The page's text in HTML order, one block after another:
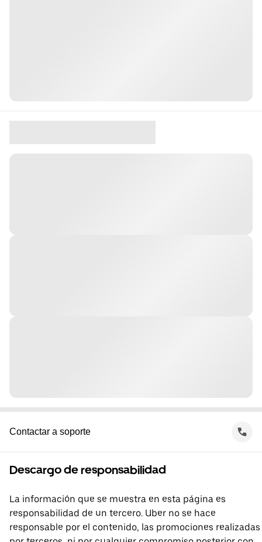
Contactar a soporte
Descargo de responsabilidad
La información que se muestra en esta página es
responsabilidad de un tercero. Uber no se hace
responsable por el contenido, las promociones realizadas